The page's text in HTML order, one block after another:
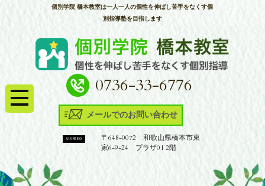
個別学院 橋本教室は一人一人の個性を伸ばし苦手をなくす個
別指導塾を目指します
0736-33-6776
メールでのお問い合わせ
ADDRESS
〒648-0072 和歌山県橋本市東
家6-9-24 プラザ01 2階